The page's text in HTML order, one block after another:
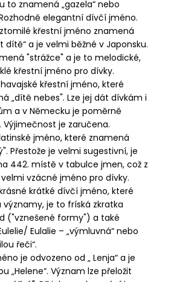
to znamená „gazela“ nebo
Rozhodně elegantní dívčí jméno.
křestní jméno znamená
dítě“ a je velmi běžné v Japonsku.
"strážce" a je to melodické,
křestní jméno pro dívky.
křestní jméno, které
„dítě nebes". Lze jej dát dívkám i
a v Německu je poměrně
Výjimečnost je zaručena.
jméno, které znamená
Přestože je velmi sugestivní, je
442. místě v tabulce jmen, což z
vzácné jméno pro dívky.
krátké dívčí jméno, které
je to fríská zkratka
("vznešené formy") a také
Eulalie – „výmluvná“ nebo
řeči“.
je odvozeno od „ Lenja“ a je
„Helene“. Význam lze přeložit